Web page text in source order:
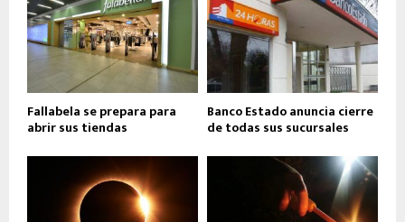
Fallabela se prepara para
abrir sus tiendas
Banco Estado anuncia cierre
de todas sus sucursales